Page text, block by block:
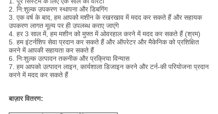
2. नि:शुल्क उपकरण स्थापना और डिबगिंग
3. एक वर्ष के बाद, हम आपको मशीन के रखरखाव में मदद कर सकते हैं और सहायक
उपकरण लागत मूल्य पर ही उपलब्ध कराए जाएंगे
4. हर 3 साल में, हम मशीन को मुफ्त में ओवरहाल करने में मदद कर सकते हैं (श्रम)
5. हम इंटर्नशिप सेवा प्रदान कर सकते हैं और ऑपरेटर और मैकेनिक को प्रशिक्षित
करने में आपकी सहायता कर सकते हैं
6. निःशुल्क उत्पादन तकनीक और प्रक्रिया विन्यास
7. हम आपको उत्पादन लाइन, कार्यशाला डिजाइन करने और टर्न-की परियोजना प्रदान
करने में मदद कर सकते हैं
बाज़ार वितरण: